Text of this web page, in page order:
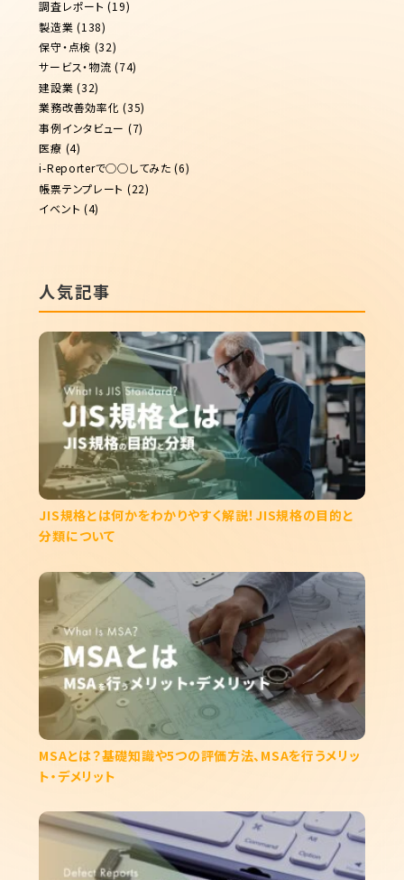
調査レポート (19)
製造業 (138)
保守・点検 (32)
サービス・物流 (74)
建設業 (32)
業務改善効率化 (35)
事例インタビュー (7)
医療 (4)
i-Reporterで◯◯してみた (6)
帳票テンプレート (22)
イベント (4)
人気記事
JIS規格とは何かをわかりやすく解説！JIS規格の目的と
分類について
MSAとは？基礎知識や5つの評価方法、MSAを行うメリッ
ト・デメリット